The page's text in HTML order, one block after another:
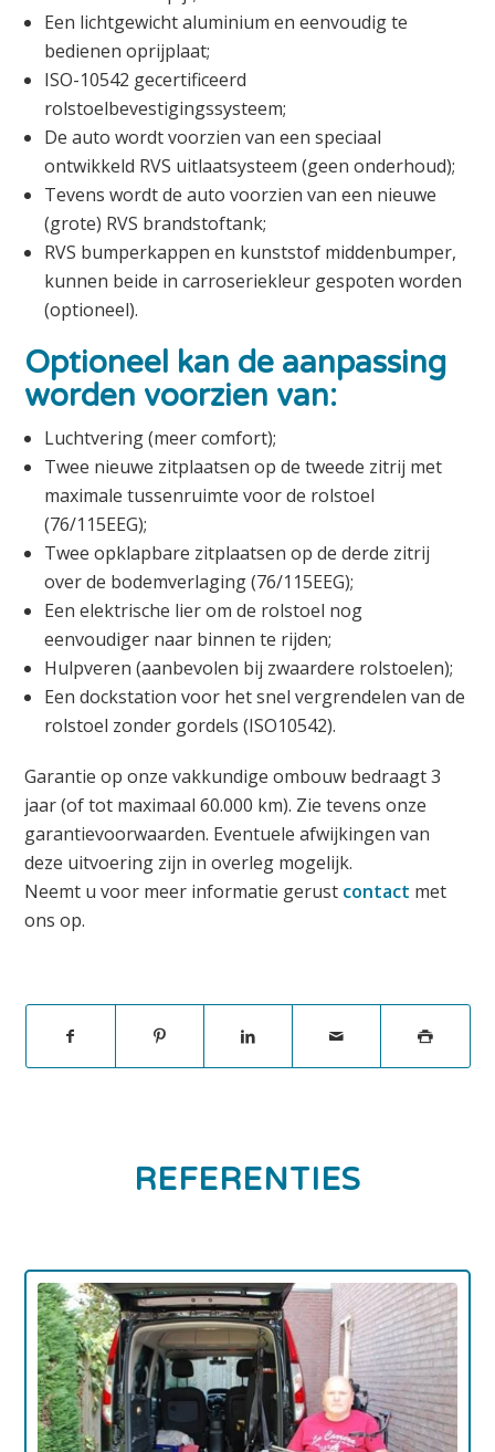
Een lichtgewicht aluminium en eenvoudig te
bedienen oprijplaat;
ISO-10542 gecertificeerd
rolstoelbevestigingssysteem;
De auto wordt voorzien van een speciaal
ontwikkeld RVS uitlaatsysteem (geen onderhoud);
Tevens wordt de auto voorzien van een nieuwe
(grote) RVS brandstoftank;
RVS bumperkappen en kunststof middenbumper,
kunnen beide in carroseriekleur gespoten worden
(optioneel).
Optioneel kan de aanpassing
worden voorzien van:
Luchtvering (meer comfort);
Twee nieuwe zitplaatsen op de tweede zitrij met
maximale tussenruimte voor de rolstoel
(76/115EEG);
Twee opklapbare zitplaatsen op de derde zitrij
over de bodemverlaging (76/115EEG);
Een elektrische lier om de rolstoel nog
eenvoudiger naar binnen te rijden;
Hulpveren (aanbevolen bij zwaardere rolstoelen);
Een dockstation voor het snel vergrendelen van de
rolstoel zonder gordels (ISO10542).
Garantie op onze vakkundige ombouw bedraagt 3
jaar (of tot maximaal 60.000 km). Zie tevens onze
garantievoorwaarden. Eventuele afwijkingen van
deze uitvoering zijn in overleg mogelijk.
Neemt u voor meer informatie gerust contact met
ons op.
REFERENTIES